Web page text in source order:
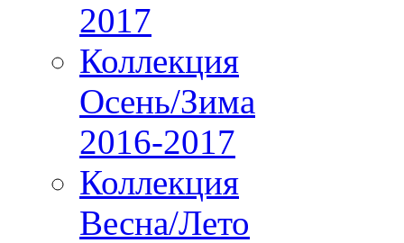
2017
Коллекция
Осень/Зима
2016-2017
Коллекция
Весна/Лето